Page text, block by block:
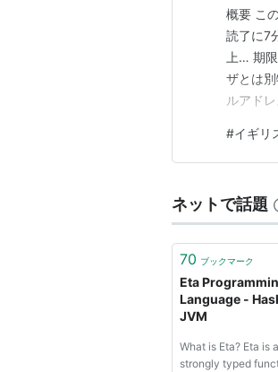
ELMUNDO.ES
http://
一般) 【
概要 こ
読了に7
上… 期
ザとは
ルアド
ICチッ
keep
#イギリ
ネットで話題
70 ブックマーク
Eta
Language -
JVM
What is Eta? Eta is
strongly typed